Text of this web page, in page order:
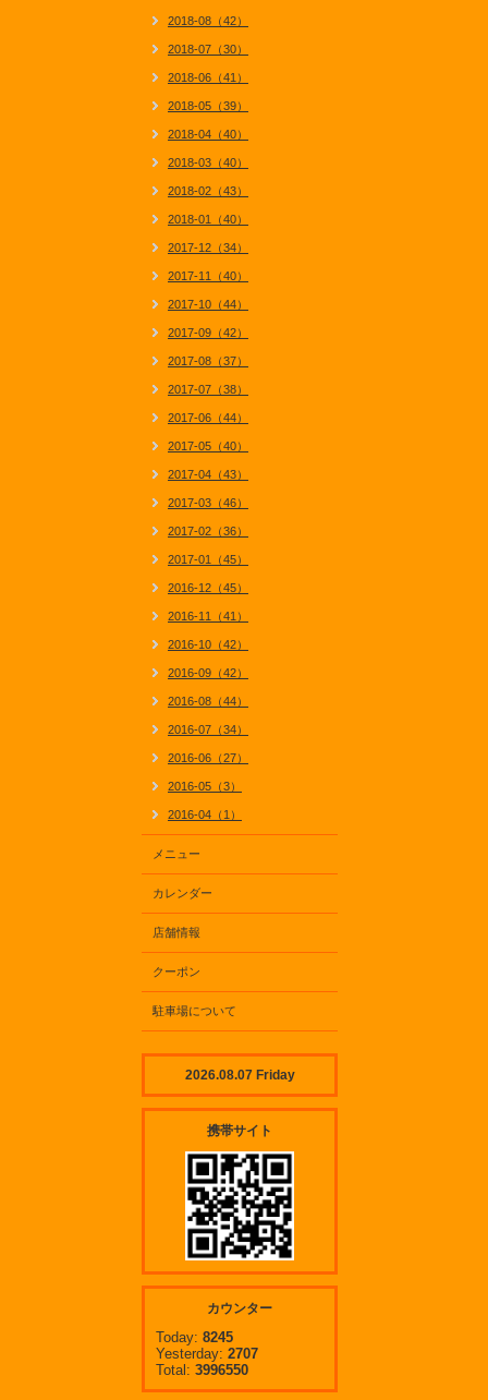
2018-08（42）
2018-07（30）
2018-06（41）
2018-05（39）
2018-04（40）
2018-03（40）
2018-02（43）
2018-01（40）
2017-12（34）
2017-11（40）
2017-10（44）
2017-09（42）
2017-08（37）
2017-07（38）
2017-06（44）
2017-05（40）
2017-04（43）
2017-03（46）
2017-02（36）
2017-01（45）
2016-12（45）
2016-11（41）
2016-10（42）
2016-09（42）
2016-08（44）
2016-07（34）
2016-06（27）
2016-05（3）
2016-04（1）
メニュー
カレンダー
店舗情報
クーポン
駐車場について
2026.08.07 Friday
携帯サイト
カウンター
Today: 8245
Yesterday: 2707
Total: 3996550